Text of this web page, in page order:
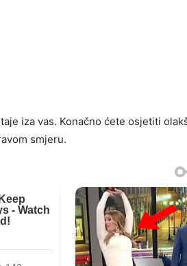
iza vas. Konačno ćete osjetiti
smjeru.